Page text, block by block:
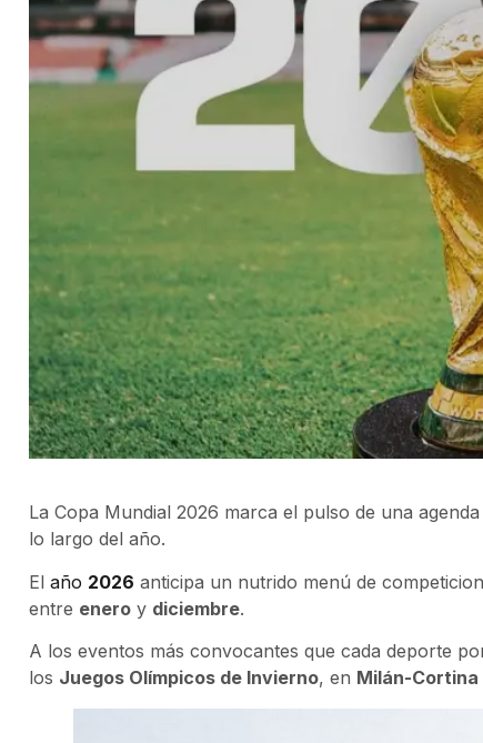
La Copa Mundial 2026 marca el pulso de una
lo largo del año.
El año 2026 anticipa un nutrido menú de
entre enero y diciembre.
A los eventos más convocantes que cada deporte
los Juegos Olímpicos de Invierno, en Milán-Cortina